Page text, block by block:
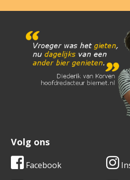
Volg ons
Facebook